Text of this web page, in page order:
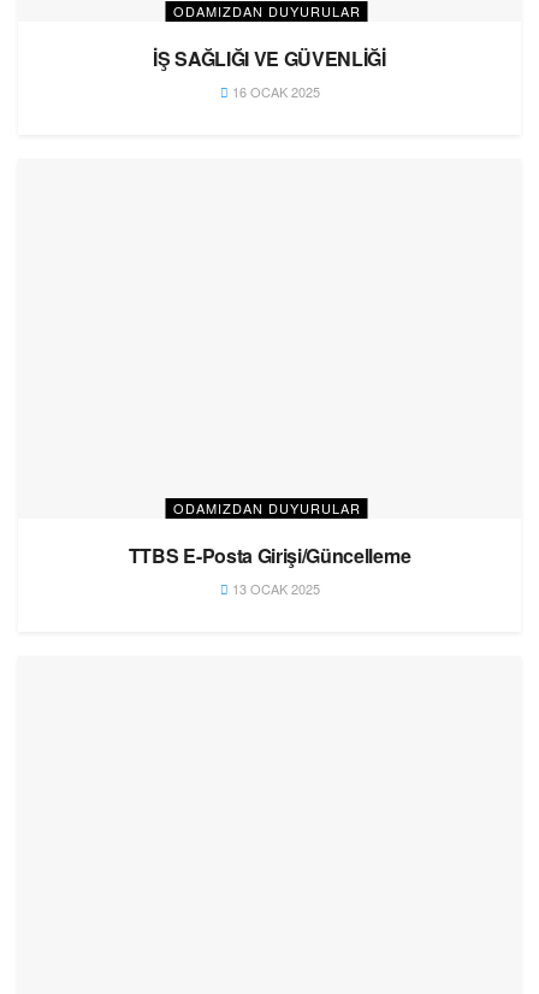
ODAMIZDAN DUYURULAR
İŞ SAĞLIĞI VE GÜVENLİĞİ
16 OCAK 2025
ODAMIZDAN DUYURULAR
TTBS E-Posta Girişi/Güncelleme
13 OCAK 2025